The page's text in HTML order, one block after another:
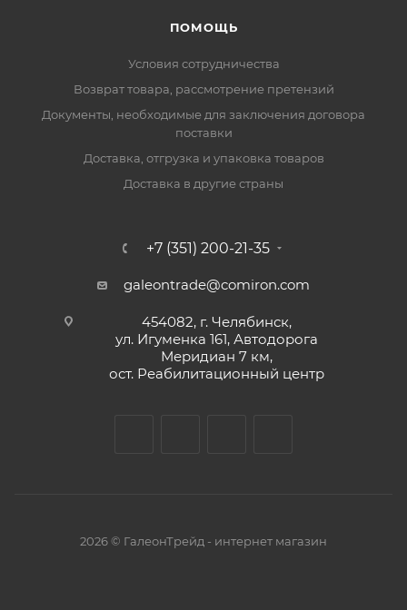
ПОМОЩЬ
Условия сотрудничества
Возврат товара, рассмотрение претензий
Документы, необходимые для заключения договора
поставки
Доставка, отгрузка и упаковка товаров
Доставка в другие страны
+7 (351) 200-21-35
galeontrade@comiron.com
454082, г. Челябинск,
ул. Игуменка 161, Автодорога
Меридиан 7 км,
ост. Реабилитационный центр
2026 © ГалеонТрейд - интернет магазин